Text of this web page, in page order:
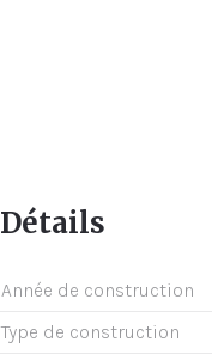
Détails
Année de construction
Type de construction